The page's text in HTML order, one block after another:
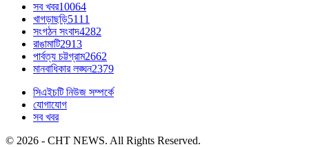
সব খবর10064
খাগড়াছড়ি5111
সংগঠন সংবাদ4282
রাঙামাটি2913
পার্বত্য চট্টগ্রাম2662
মানবাধিকার লঙ্ঘন2379
সিএইচটি নিউজ সম্পর্কে
যোগাযোগ
সব খবর
© 2026 - CHT NEWS. All Rights Reserved.